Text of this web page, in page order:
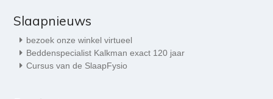
Slaapnieuws
bezoek onze winkel virtueel
Beddenspecialist Kalkman exact 120 jaar
Cursus van de SlaapFysio